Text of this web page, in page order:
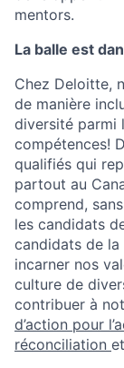
mentors.
La balle est
Chez Deloitte,
de manière
diversité parmi
compétences!
qualifiés qui
partout au
comprend,
les candidats
candidats de
incarner nos
culture de
contribuer à
d’action pour
réconciliation et